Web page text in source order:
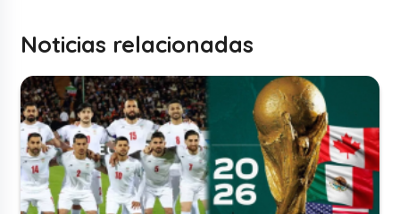
Noticias relacionadas